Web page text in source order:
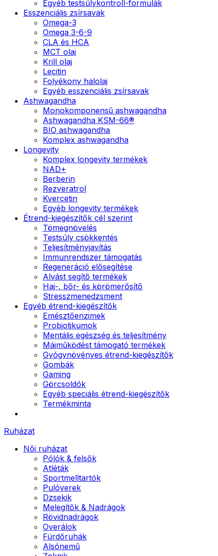
Egyéb testsúlykontroll-formulák
Esszenciális zsírsavak
Omega-3
Omega 3-6-9
CLA és HCA
MCT olaj
Krill olaj
Lecitin
Folyékony halolaj
Egyéb esszenciális zsírsavak
Ashwagandha
Monokomponensű ashwagandha
Ashwagandha KSM-66®
BIO ashwagandha
Komplex ashwagandha
Longevity
Komplex longevity termékek
NAD+
Berberin
Rezveratrol
Kvercetin
Egyéb longevity termékek
Étrend-kiegészítők cél szerint
Tömegnövelés
Testsúly csökkentés
Teljesítményjavítás
Immunrendszer támogatás
Regeneráció elősegítése
Alvást segítő termékek
Haj-, bőr- és körömerősítő
Stresszmenedzsment
Egyéb étrend-kiegészítők
Emésztőenzimek
Probiotikumok
Mentális egészség és teljesítmény
Májműködést támogató termékek
Gyógynövényes étrend-kiegészítők
Gombák
Gaming
Görcsoldók
Egyéb speciális étrend-kiegészítők
Termékminta
Ruházat
Női ruházat
Pólók & felsők
Atléták
Sportmelltartók
Pulóverek
Dzsekik
Melegítők & Nadrágok
Rövidnadrágok
Overálok
Fürdőruhák
Alsónemű